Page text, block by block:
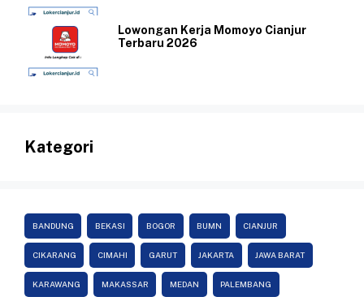
Lowongan Kerja Momoyo Cianjur
Terbaru 2026
Kategori
BANDUNG BEKASI BOGOR BUMN CIANJUR
CIKARANG CIMAHI GARUT JAKARTA JAWA BARAT
KARAWANG MAKASSAR MEDAN PALEMBANG